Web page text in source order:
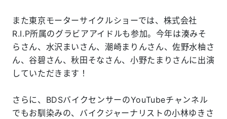
また東京モーターサイクルショーでは、株式会社
R.I.P所属のグラビアアイドルも参加。今年は湊みそ
らさん、水沢まいさん、潮崎まりんさん、佐野水柚さ
ん、谷碧さん、秋田そなさん、小野たまりさんに出演
していただきます！
さらに、BDSバイクセンサーのYouTubeチャンネル
でもお馴染みの、バイクジャーナリストの小林ゆきさ